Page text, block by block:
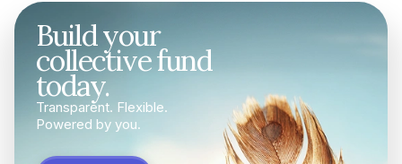
Build your
collective fund
today.
Transparent. Flexible.
Powered by you.